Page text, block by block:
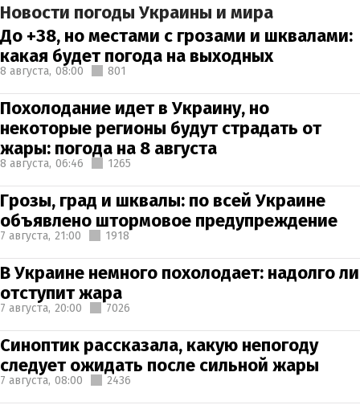
Новости погоды Украины и мира
До +38, но местами с грозами и шквалами:
какая будет погода на выходных
8 августа, 08:00 801
Похолодание идет в Украину, но
некоторые регионы будут страдать от
жары: погода на 8 августа
8 августа, 06:46 1265
Грозы, град и шквалы: по всей Украине
объявлено штормовое предупреждение
7 августа, 21:00 1918
В Украине немного похолодает: надолго ли
отступит жара
7 августа, 20:00 7026
Синоптик рассказала, какую непогоду
следует ожидать после сильной жары
7 августа, 08:00 2436